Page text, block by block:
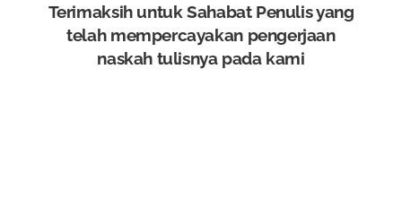
Terimaksih untuk Sahabat Penulis yang
telah mempercayakan pengerjaan
naskah tulisnya pada kami